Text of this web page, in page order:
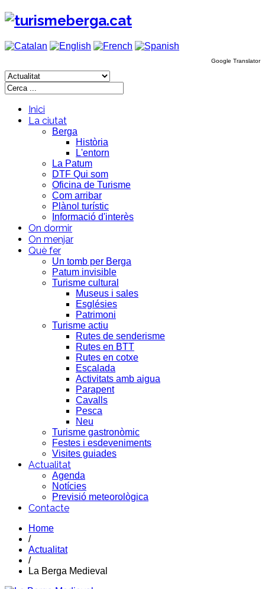
Google Translator
Inici
La ciutat
Berga
Història
L'entorn
La Patum
DTF Qui som
Oficina de Turisme
Com arribar
Plànol turístic
Informació d'interès
On dormir
On menjar
Què fer
Un tomb per Berga
Patum invisible
Turisme cultural
Museus i sales
Esglésies
Patrimoni
Turisme actiu
Rutes de senderisme
Rutes en BTT
Rutes en cotxe
Escalada
Activitats amb aigua
Parapent
Cavalls
Pesca
Neu
Turisme gastronòmic
Festes i esdeveniments
Visites guiades
Actualitat
Agenda
Notícies
Previsió meteorològica
Contacte
Home
/
Actualitat
/
La Berga Medieval